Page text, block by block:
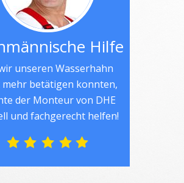
Hilfe
unseren Wasserhahn
mehr betätigen konnten,
der Monteur von DHE
und fachgerecht helfen!